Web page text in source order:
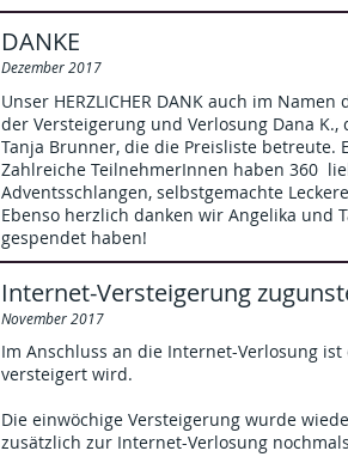
DANKE
Dezember 2017
Unser HERZLICHER DANK auch im
der Versteigerung und Verlosung Dana
Tanja Brunner, die die Preisliste betreute.
Zahlreiche TeilnehmerInnen haben 360
Adventsschlangen, selbstgemachte
Ebenso herzlich danken wir Angelika
gespendet haben!
Internet-Versteigerung
November 2017
Im Anschluss an die Internet-Verlosung
versteigert wird.
Die einwöchige Versteigerung wurde
zusätzlich zur Internet-Verlosung